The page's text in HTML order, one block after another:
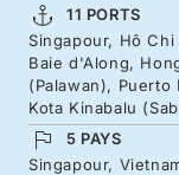
leur vacarme,
riches
en surchauffe.
An à bord du
serpenterons
11 PORTS
Singapour, Hô
Baie d'Along,
(Palawan), Puerto
Kota Kinabalu
5 PAYS
Singapour,